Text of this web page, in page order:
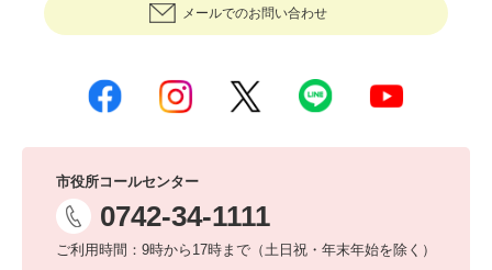
メールでのお問い合わせ
市役所コールセンター
0742-34-1111
ご利用時間：9時から17時まで（土日祝・年末年始を除く）